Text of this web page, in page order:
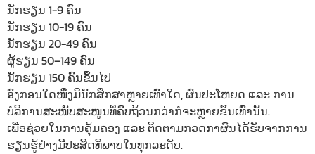
ນັກຮຽນ 1-9 ຄົນ
ນັກຮຽນ 10-19 ຄົນ
ນັກຮຽນ 20-49 ຄົນ
ຜູ້ຮຽນ 50–149 ຄົນ
ນັກຮຽນ 150 ຄົນຂຶ້ນໄປ
ອົງກອນໃດໜຶ່ງມີນັກສຶກສາຫຼາຍເທົ່າໃດ, ຜົນປະໂຫຍດ ແລະ ການ
ບໍລິການສະໜັບສະໜູນທີ່ຄົບຖ້ວນກວ່າກໍຈະຫຼາຍຂຶ້ນເທົ່ານັ້ນ.
ເພື່ອຊ່ວຍໃນການຄຸ້ມຄອງ ແລະ ຕິດຕາມກວດກາຜົນໄດ້ຮັບຈາກການ
ຮຽນຮູ້ຢ່າງມີປະສິດທິພາບໃນທຸກລະດັບ.